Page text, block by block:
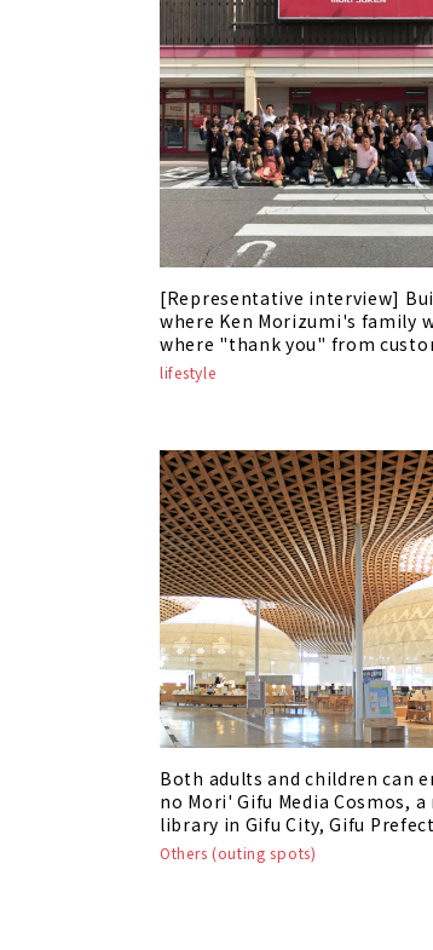
[Representative interview]
where Ken Morizumi's family
where "thank you" from
lifestyle
Both adults and children can
no Mori' Gifu Media Cosmos, a
library in Gifu City, Gifu
Others (outing spots)